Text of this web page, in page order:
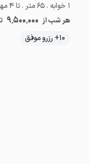
1 خوابه . 65 متر . تا 4 مهمان
هر شب از 9٬500٬000
10+ رزرو موفق